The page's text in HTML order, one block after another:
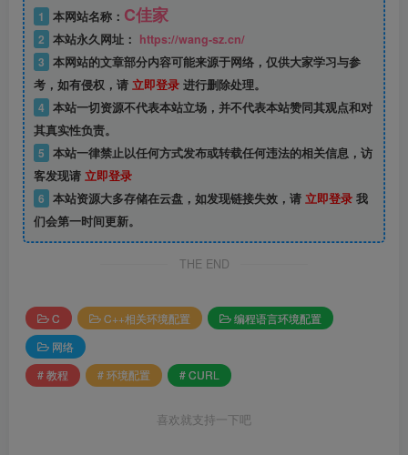
1 本网站名称： C佳家
2 本站永久网址： https://wang-sz.cn/
3 本网站的文章部分内容可能来源于网络，仅供大家学习与参
考，如有侵权，请 立即登录 进行删除处理。
4 本站一切资源不代表本站立场，并不代表本站赞同其观点和对
其真实性负责。
5 本站一律禁止以任何方式发布或转载任何违法的相关信息，访
客发现请 立即登录
6 本站资源大多存储在云盘，如发现链接失效，请 立即登录 我
们会第一时间更新。
THE END
C C++相关环境配置
编程语言环境配置
网络
# 教程
# 环境配置 # CURL
喜欢就支持一下吧